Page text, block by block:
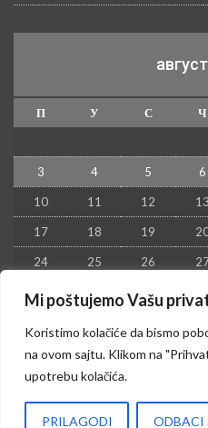
Mi poštujemo Vašu
Koristimo kolačiće da bismo
na ovom sajtu. Klikom na
upotrebu kolačića.
PRILAGODI ODBACI
П У С Ч
3 4 5 6
10 11 12 13
17 18 19
24 25 26
31
Izrada sajta i